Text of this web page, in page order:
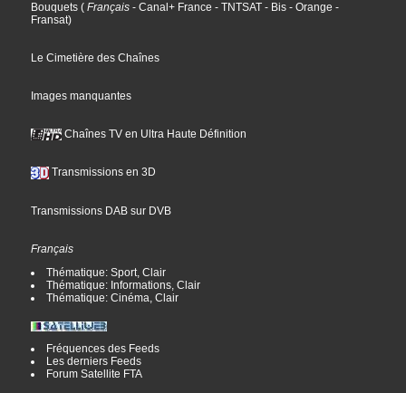
Bouquets ( Français - Canal+ France - TNTSAT - Bis - Orange -
Fransat)
Le Cimetière des Chaînes
Images manquantes
Chaînes TV en Ultra Haute Définition
Transmissions en 3D
Transmissions DAB sur DVB
Français
Thématique: Sport, Clair
Thématique: Informations, Clair
Thématique: Cinéma, Clair
Fréquences des Feeds
Les derniers Feeds
Forum Satellite FTA